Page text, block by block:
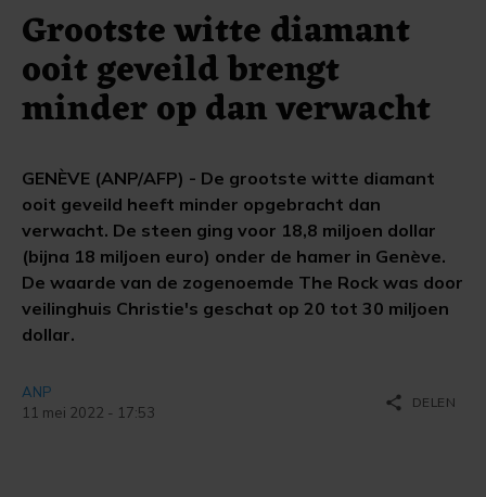
Grootste witte diamant
ooit geveild brengt
minder op dan verwacht
GENÈVE (ANP/AFP) - De grootste witte diamant
ooit geveild heeft minder opgebracht dan
verwacht. De steen ging voor 18,8 miljoen dollar
(bijna 18 miljoen euro) onder de hamer in Genève.
De waarde van de zogenoemde The Rock was door
veilinghuis Christie's geschat op 20 tot 30 miljoen
dollar.
ANP
11 mei 2022 - 17:53
share DELEN